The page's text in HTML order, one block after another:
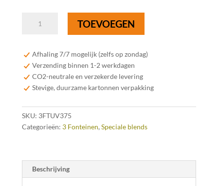
Fonteinen
37,5cl
aantal
TOEVOEGEN
Afhaling 7/7 mogelijk (zelfs op zondag)
Verzending binnen 1-2 werkdagen
CO2-neutrale en verzekerde levering
Stevige, duurzame kartonnen verpakking
SKU: 3FTUV375
Categorieën: 3 Fonteinen, Speciale blends
Beschrijving